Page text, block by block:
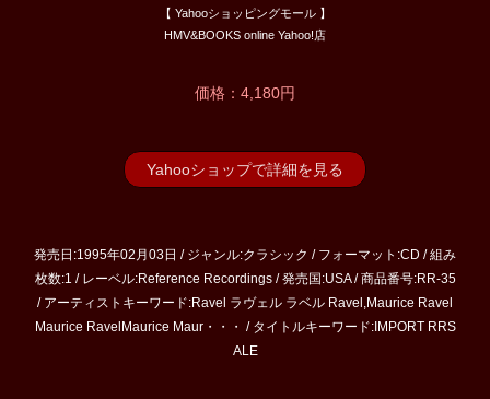
【 Yahooショッピングモール 】
HMV&BOOKS online Yahoo!店
価格：4,180円
Yahooショップで詳細を見る
発売日:1995年02月03日 / ジャンル:クラシック / フォーマット:CD / 組み
枚数:1 / レーベル:Reference Recordings / 発売国:USA / 商品番号:RR-35
/ アーティストキーワード:Ravel ラヴェル ラベル Ravel,Maurice Ravel
Maurice RavelMaurice Maur・・・ / タイトルキーワード:IMPORT RRS
ALE